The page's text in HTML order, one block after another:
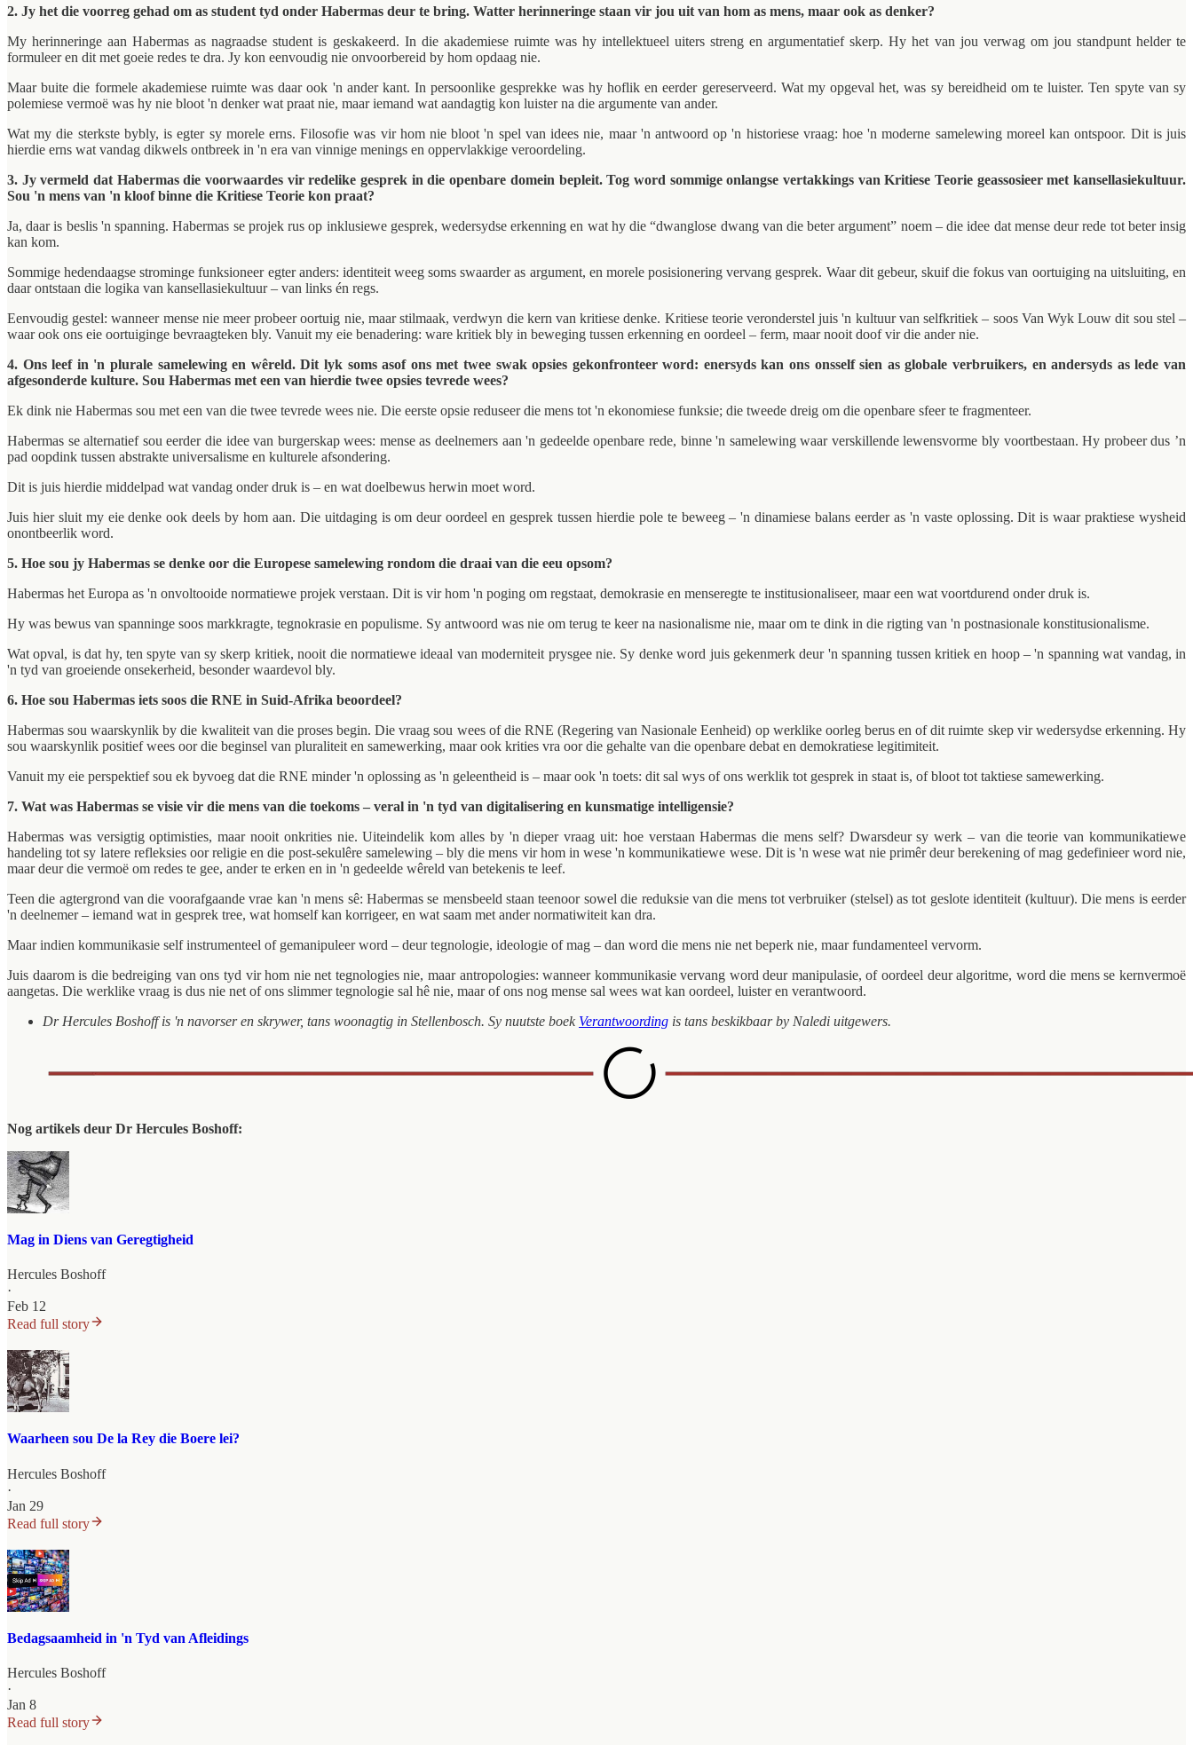
2. Jy het die voorreg gehad om as student tyd onder Habermas deur te bring. Watter herinneringe staan vir jou uit van hom as mens, maar ook as denker?
My herinneringe aan Habermas as nagraadse student is geskakeerd. In die akademiese ruimte was hy intellektueel uiters streng en argumentatief skerp. Hy het van jou verwag om jou standpunt helder te
formuleer en dit met goeie redes te dra. Jy kon eenvoudig nie onvoorbereid by hom opdaag nie.
Maar buite die formele akademiese ruimte was daar ook 'n ander kant. In persoonlike gesprekke was hy hoflik en eerder gereserveerd. Wat my opgeval het, was sy bereidheid om te luister. Ten spyte van sy
polemiese vermoë was hy nie bloot 'n denker wat praat nie, maar iemand wat aandagtig kon luister na die argumente van ander.
Wat my die sterkste bybly, is egter sy morele erns. Filosofie was vir hom nie bloot 'n spel van idees nie, maar 'n antwoord op 'n historiese vraag: hoe 'n moderne samelewing moreel kan ontspoor. Dit is juis
hierdie erns wat vandag dikwels ontbreek in 'n era van vinnige menings en oppervlakkige veroordeling.
3. Jy vermeld dat Habermas die voorwaardes vir redelike gesprek in die openbare domein bepleit. Tog word sommige onlangse vertakkings van Kritiese Teorie geassosieer met kansellasiekultuur.
Sou 'n mens van 'n kloof binne die Kritiese Teorie kon praat?
Ja, daar is beslis 'n spanning. Habermas se projek rus op inklusiewe gesprek, wedersydse erkenning en wat hy die “dwanglose dwang van die beter argument” noem – die idee dat mense deur rede tot beter insig
kan kom.
Sommige hedendaagse strominge funksioneer egter anders: identiteit weeg soms swaarder as argument, en morele posisionering vervang gesprek. Waar dit gebeur, skuif die fokus van oortuiging na uitsluiting, en
daar ontstaan die logika van kansellasiekultuur – van links én regs.
Eenvoudig gestel: wanneer mense nie meer probeer oortuig nie, maar stilmaak, verdwyn die kern van kritiese denke. Kritiese teorie veronderstel juis 'n kultuur van selfkritiek – soos Van Wyk Louw dit sou stel –
waar ook ons eie oortuiginge bevraagteken bly. Vanuit my eie benadering: ware kritiek bly in beweging tussen erkenning en oordeel – ferm, maar nooit doof vir die ander nie.
4. Ons leef in 'n plurale samelewing en wêreld. Dit lyk soms asof ons met twee swak opsies gekonfronteer word: enersyds kan ons onsself sien as globale verbruikers, en andersyds as lede van
afgesonderde kulture. Sou Habermas met een van hierdie twee opsies tevrede wees?
Ek dink nie Habermas sou met een van die twee tevrede wees nie. Die eerste opsie reduseer die mens tot 'n ekonomiese funksie; die tweede dreig om die openbare sfeer te fragmenteer.
Habermas se alternatief sou eerder die idee van burgerskap wees: mense as deelnemers aan 'n gedeelde openbare rede, binne 'n samelewing waar verskillende lewensvorme bly voortbestaan. Hy probeer dus ’n
pad oopdink tussen abstrakte universalisme en kulturele afsondering.
Dit is juis hierdie middelpad wat vandag onder druk is – en wat doelbewus herwin moet word.
Juis hier sluit my eie denke ook deels by hom aan. Die uitdaging is om deur oordeel en gesprek tussen hierdie pole te beweeg – 'n dinamiese balans eerder as 'n vaste oplossing. Dit is waar praktiese wysheid
onontbeerlik word.
5. Hoe sou jy Habermas se denke oor die Europese samelewing rondom die draai van die eeu opsom?
Habermas het Europa as 'n onvoltooide normatiewe projek verstaan. Dit is vir hom 'n poging om regstaat, demokrasie en menseregte te institusionaliseer, maar een wat voortdurend onder druk is.
Hy was bewus van spanninge soos markkragte, tegnokrasie en populisme. Sy antwoord was nie om terug te keer na nasionalisme nie, maar om te dink in die rigting van 'n postnasionale konstitusionalisme.
Wat opval, is dat hy, ten spyte van sy skerp kritiek, nooit die normatiewe ideaal van moderniteit prysgee nie. Sy denke word juis gekenmerk deur 'n spanning tussen kritiek en hoop – 'n spanning wat vandag, in
'n tyd van groeiende onsekerheid, besonder waardevol bly.
6. Hoe sou Habermas iets soos die RNE in Suid-Afrika beoordeel?
Habermas sou waarskynlik by die kwaliteit van die proses begin. Die vraag sou wees of die RNE (Regering van Nasionale Eenheid) op werklike oorleg berus en of dit ruimte skep vir wedersydse erkenning. Hy
sou waarskynlik positief wees oor die beginsel van pluraliteit en samewerking, maar ook krities vra oor die gehalte van die openbare debat en demokratiese legitimiteit.
Vanuit my eie perspektief sou ek byvoeg dat die RNE minder 'n oplossing as 'n geleentheid is – maar ook 'n toets: dit sal wys of ons werklik tot gesprek in staat is, of bloot tot taktiese samewerking.
7. Wat was Habermas se visie vir die mens van die toekoms – veral in 'n tyd van digitalisering en kunsmatige intelligensie?
Habermas was versigtig optimisties, maar nooit onkrities nie. Uiteindelik kom alles by 'n dieper vraag uit: hoe verstaan Habermas die mens self? Dwarsdeur sy werk – van die teorie van kommunikatiewe
handeling tot sy latere refleksies oor religie en die post-sekulêre samelewing – bly die mens vir hom in wese 'n kommunikatiewe wese. Dit is 'n wese wat nie primêr deur berekening of mag gedefinieer word nie,
maar deur die vermoë om redes te gee, ander te erken en in 'n gedeelde wêreld van betekenis te leef.
Teen die agtergrond van die voorafgaande vrae kan 'n mens sê: Habermas se mensbeeld staan teenoor sowel die reduksie van die mens tot verbruiker (stelsel) as tot geslote identiteit (kultuur). Die mens is eerder
'n deelnemer – iemand wat in gesprek tree, wat homself kan korrigeer, en wat saam met ander normatiwiteit kan dra.
Maar indien kommunikasie self instrumenteel of gemanipuleer word – deur tegnologie, ideologie of mag – dan word die mens nie net beperk nie, maar fundamenteel vervorm.
Juis daarom is die bedreiging van ons tyd vir hom nie net tegnologies nie, maar antropologies: wanneer kommunikasie vervang word deur manipulasie, of oordeel deur algoritme, word die mens se kernvermoë
aangetas. Die werklike vraag is dus nie net of ons slimmer tegnologie sal hê nie, maar of ons nog mense sal wees wat kan oordeel, luister en verantwoord.
Dr Hercules Boshoff is 'n navorser en skrywer, tans woonagtig in Stellenbosch. Sy nuutste boek Verantwoording is tans beskikbaar by Naledi uitgewers.
Nog artikels deur Dr Hercules Boshoff:
Mag in Diens van Geregtigheid
Hercules Boshoff
·
Feb 12
Read full story
Waarheen sou De la Rey die Boere lei?
Hercules Boshoff
·
Jan 29
Read full story
Bedagsaamheid in 'n Tyd van Afleidings
Hercules Boshoff
·
Jan 8
Read full story